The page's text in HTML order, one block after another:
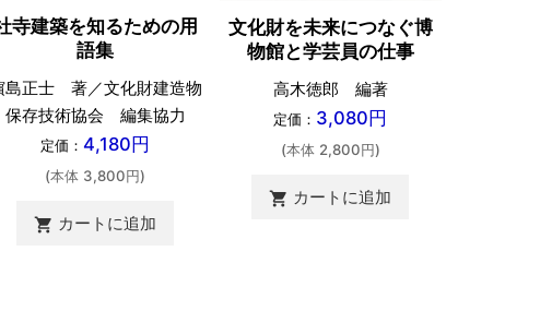
寺建築を知るための用
語集
島正士 著／文化財建造物
保存技術協会 編集協力
定価： 4,180円
(本体 3,800円)
shopping_cart カートに追加
文化財を未来につなぐ博
物館と学芸員の仕事
高木徳郎 編著
定価： 3,080円
(本体 2,800円)
shopping_cart カートに追加